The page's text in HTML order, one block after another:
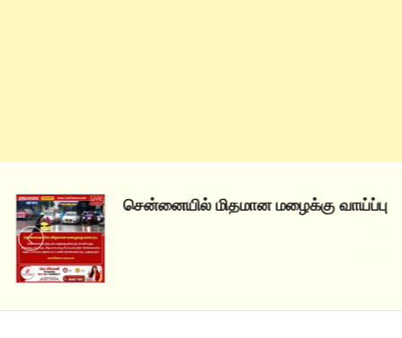
சென்னையில் மிதமான மழைக்கு வாய்ப்பு